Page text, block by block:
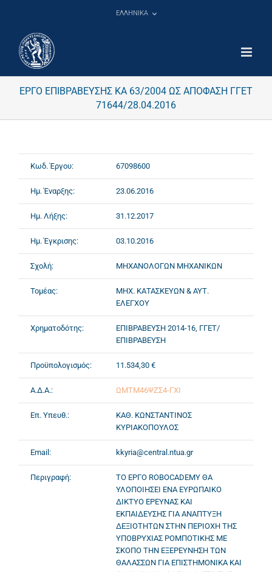
ΕΛΛΗΝΙΚΑ
ΕΡΓΟ ΕΠΙΒΡΑΒΕΥΣΗΣ ΚΑ 63/2004 ΩΣ ΑΠΟΦΑΣΗ ΓΓΕΤ
71644/28.04.2016
Κωδ. Έργου: 67098600
Ημ. Έναρξης: 23.06.2016
Ημ. Λήξης: 31.12.2017
Ημ. Έγκρισης: 03.10.2016
Σχολή: ΜΗΧΑΝΟΛΟΓΩΝ ΜΗΧΑΝΙΚΩΝ
Τομέας:
ΜΗΧ. ΚΑΤΑΣΚΕΥΩΝ & ΑΥΤ.
ΕΛΕΓΧΟΥ
Χρηματοδότης:
ΕΠΙΒΡΑΒΕΥΣΗ 2014-16, ΓΓΕΤ/
ΕΠΙΒΡΑΒΕΥΣΗ
Προϋπολογισμός: 11.534,30 €
Α.Δ.Α.: ΩΜΤΜ46ΨΖΣ4-ΓΧΙ
Επ. Υπευθ.:
ΚΑΘ. ΚΩΝΣΤΑΝΤΙΝΟΣ
ΚΥΡΙΑΚΟΠΟΥΛΟΣ
Email: kkyria@central.ntua.gr
Περιγραφή:
ΤΟ ΕΡΓΟ ROBOCADEMY ΘΑ
ΥΛΟΠΟΙΗΣΕΙ ΕΝΑ ΕΥΡΩΠΑΙΚΟ
ΔΙΚΤΥΟ ΕΡΕΥΝΑΣ ΚΑΙ
ΕΚΠΑΙΔΕΥΣΗΣ ΓΙΑ ΑΝΑΠΤΥΞΗ
ΔΕΞΙΟΤΗΤΩΝ ΣΤΗΝ ΠΕΡΙΟΧΗ ΤΗΣ
ΥΠΟΒΡΥΧΙΑΣ ΡΟΜΠΟΤΙΚΗΣ ΜΕ
ΣΚΟΠΟ ΤΗΝ ΕΞΕΡΕΥΝΗΣΗ ΤΩΝ
ΘΑΛΑΣΣΩΝ ΓΙΑ ΕΠΙΣΤΗΜΟΝΙΚΑ ΚΑΙ